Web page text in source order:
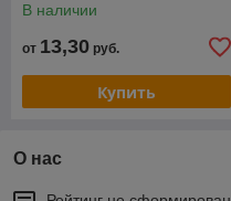
В наличии
от 13,30 руб.
Купить
О нас